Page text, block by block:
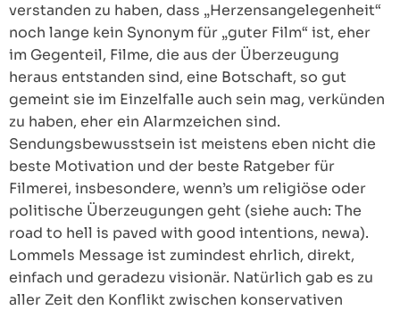
verstanden zu haben, dass „Herzensangelegenheit“
noch lange kein Synonym für „guter Film“ ist, eher
im Gegenteil, Filme, die aus der Überzeugung
heraus entstanden sind, eine Botschaft, so gut
gemeint sie im Einzelfalle auch sein mag, verkünden
zu haben, eher ein Alarmzeichen sind.
Sendungsbewusstsein ist meistens eben nicht die
beste Motivation und der beste Ratgeber für
Filmerei, insbesondere, wenn’s um religiöse oder
politische Überzeugungen geht (siehe auch: The
road to hell is paved with good intentions, newa).
Lommels Message ist zumindest ehrlich, direkt,
einfach und geradezu visionär. Natürlich gab es zu
aller Zeit den Konflikt zwischen konservativen